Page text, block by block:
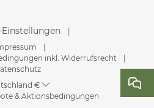
& Aktionsbedingungen
Einstellungen
inkl. Widerrufsrecht
€